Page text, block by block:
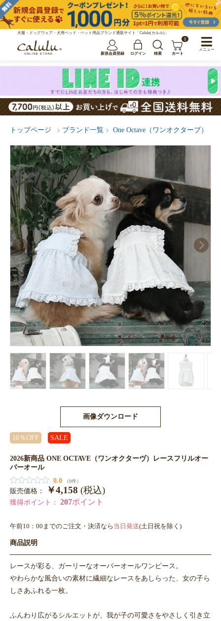
犬服・ドッグウェア・犬用ベッド・ペット用品ブランド通販サイト「Calulu(カルル)」
新規会員登録 ログイン 検索
0
カート
トップページ ブランド一覧 One Octave（ワンオクターブ）
画像ダウンロード
10％OFF SALE
2026新商品 ONE OCTAVE（ワンオクターヴ）レースフリルオー
バーオール
0.0
（0件）
販売価格： ￥4,158 (税込)
獲得ポイント： 207ポイント
午前10：00までのご注文・決済なら 当日発送(土日祝を除く)
商品説明
レースが彩る、ガーリーなオーバーオールワンピース。
やわらかな風合いの素材に繊細なレースをあしらった、女の子ら
しさあふれる一枚。
ふんわり広がるシルエットが、我が子の可愛さをやさしく引き立
メニュー